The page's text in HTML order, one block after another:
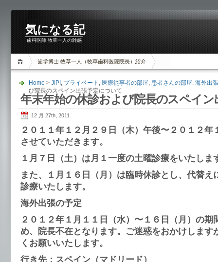
気になる記
歯科医師 牧草一人の雑感
歯学博士 牧草一人（牧草歯科医院院長）紹介
Home > JIPI , プライベート , 医療従事者の部屋, 患者さんの部屋, 海外出張
び院長のスペイン出張予定について
年末年始の休診および院長のスペイ
12 月 27th, 2011
２０１１年１２月２９日（木）午後〜２０１２年
させていただきます。
１月７日（土）は月１一度の土曜診療をいたしま
また、１月１６日（月）は臨時休診とし、代替え
診療いたします。
海外出張の予定
２０１２年１月１１日（水）〜１６日（月）の期
め、院長不在となります。ご迷惑をおかけします
くお願いいたします。
行き先：スペイン（マドリード）